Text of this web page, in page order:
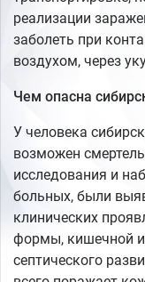
реализации
заболеть при
воздухом, через
Чем опасна
У человека
возможен
исследования и
больных, были
клинических
формы, кишечной
септического